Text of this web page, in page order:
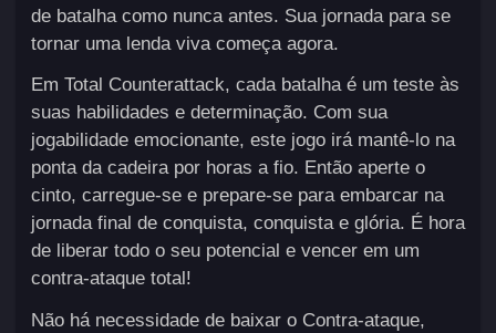
de batalha como nunca antes. Sua jornada para se
tornar uma lenda viva começa agora.
Em Total Counterattack, cada batalha é um teste às
suas habilidades e determinação. Com sua
jogabilidade emocionante, este jogo irá mantê-lo na
ponta da cadeira por horas a fio. Então aperte o
cinto, carregue-se e prepare-se para embarcar na
jornada final de conquista, conquista e glória. É hora
de liberar todo o seu potencial e vencer em um
contra-ataque total!
Não há necessidade de baixar o Contra-ataque,